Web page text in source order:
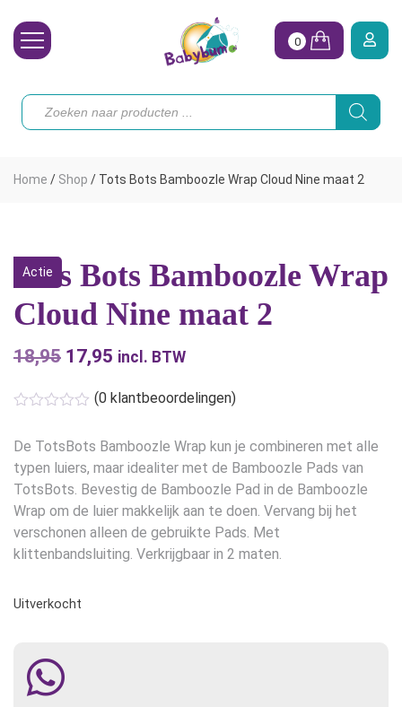
Toebehoren
Onze merken
Hoe begin ik?
0
Producten
zoeken
Home / Shop / Tots Bots Bamboozle Wrap Cloud Nine maat 2
Actie
Tots Bots Bamboozle Wrap
Cloud Nine maat 2
18,95 Oorspronkelijke
was:
€18,95.
17,95 Huidige
€17,95.
incl. BTW
(0 klantbeoordelingen)
De TotsBots Bamboozle Wrap kun je combineren met alle
typen luiers, maar idealiter met de Bamboozle Pads van
TotsBots. Bevestig de Bamboozle Pad in de Bamboozle
Wrap om de luier makkelijk aan te doen. Vervang bij het
verschonen alleen de gebruikte Pads. Met
klittenbandsluiting. Verkrijgbaar in 2 maten.
Uitverkocht